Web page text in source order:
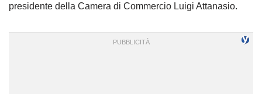
presidente della Camera di Commercio Luigi Attanasio.